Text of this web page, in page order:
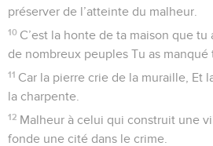
préserver de l’atteinte du malheur.
10 C’est la honte de ta maison que
de nombreux peuples Tu as manqué
11 Car la pierre crie de la muraille, Et
la charpente.
12 Malheur à celui qui construit une
fonde une cité dans le crime.